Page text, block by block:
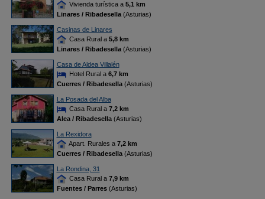
Vivienda turística a 5,1 km
Linares / Ribadesella(Asturias)
Casinas de Linares
Casa Rural a 5,8 km
Linares / Ribadesella(Asturias)
Casa de Aldea Villalén
Hotel Rural a 6,7 km
Cuerres / Ribadesella(Asturias)
La Posada del Alba
Casa Rural a 7,2 km
Alea / Ribadesella(Asturias)
La Rexidora
Apart. Rurales a 7,2 km
Cuerres / Ribadesella(Asturias)
La Rondina, 31
Casa Rural a 7,9 km
Fuentes / Parres(Asturias)